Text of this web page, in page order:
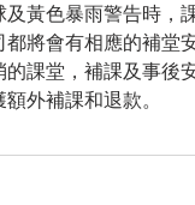
黃色暴雨警告時，
將會有相應的補堂
課堂，補課及事後
外補課和退款。